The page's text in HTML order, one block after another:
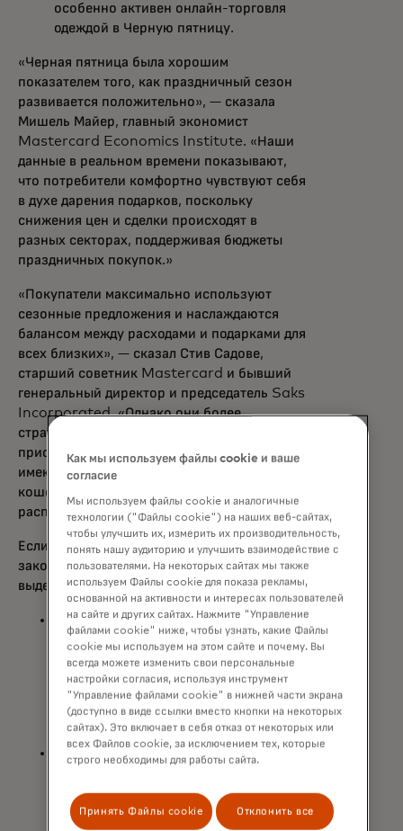
особенно активен онлайн-торговля
одеждой в Черную пятницу.
«Черная пятница была хорошим
показателем того, как праздничный сезон
развивается положительно», — сказала
Мишель Майер, главный экономист
Mastercard Economics Institute. «Наши
данные в реальном времени показывают,
что потребители комфортно чувствуют себя
в духе дарения подарков, поскольку
снижения цен и сделки происходят в
разных секторах, поддерживая бюджеты
праздничных покупок.»
«Покупатели максимально используют
сезонные предложения и наслаждаются
балансом между расходами и подарками для
всех близких», — сказал Стив Садове,
старший советник Mastercard и бывший
генеральный директор и председатель Saks
Incorporated. «Однако они более
стратегически подходят к покупкам, отдавая
приоритет акциям, которые, по их мнению,
имеют наибольшую ценность — открывают
кошельки, но с более целенаправленным
распределением.»
Если перейти к двухнедельному периоду,
закончившемуся Черной пятницей,
выделялись несколько тем:
Ценность в моде: пока ритейлеры и
потребители стремились начать сезон
раньше, акции и акции, запущенные в
Черную пятницу, привлекали
покупателей, желающих сэкономить
на самых ценных товарах.
Новые моменты: расходы на одежду
высокой активности в магазинах, но
потребители впечатляющие
Как мы используем файлы cookie и ваше
согласие
Мы используем файлы cookie и аналогичные
технологии ("Файлы cookie") на наших веб-сайтах,
чтобы улучшить их, измерить их производительность,
понять нашу аудиторию и улучшить взаимодействие с
пользователями. На некоторых сайтах мы также
используем Файлы cookie для показа рекламы,
основанной на активности и интересах пользователей
на сайте и других сайтах. Нажмите "Управление
файлами cookie" ниже, чтобы узнать, какие Файлы
cookie мы используем на этом сайте и почему. Вы
всегда можете изменить свои персональные
настройки согласия, используя инструмент
"Управление файлами cookie" в нижней части экрана
(доступно в виде ссылки вместо кнопки на некоторых
сайтах). Это включает в себя отказ от некоторых или
всех Файлов cookie, за исключением тех, которые
строго необходимы для работы сайта.
Принять Файлы cookie Отклонить все